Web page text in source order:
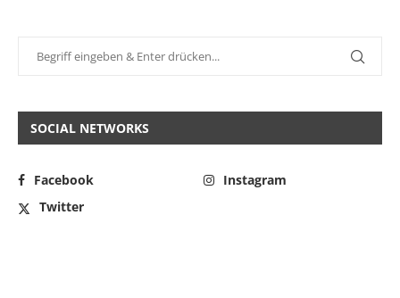
SOCIAL NETWORKS
Facebook
Instagram
Twitter